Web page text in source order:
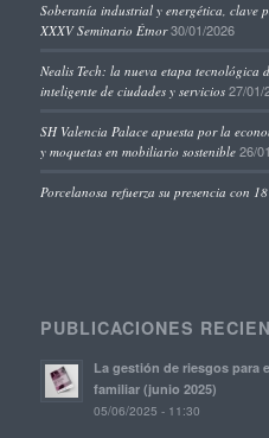
Soberanía industrial y energética, clave
XXXV Seminario Étnor 30/01/2026
Nealis Tech: la nueva etapa tecnológica
inteligente de ciudades y servicios 27/01/
SH Valencia Palace apuesta por la
y moquetas en mobiliario sostenible 26/
Porcelanosa refuerza su presencia con
PUBLICACIONES
La gestión de riesgos para
familiar (junio 2025)
05/06/2025 - 11:30